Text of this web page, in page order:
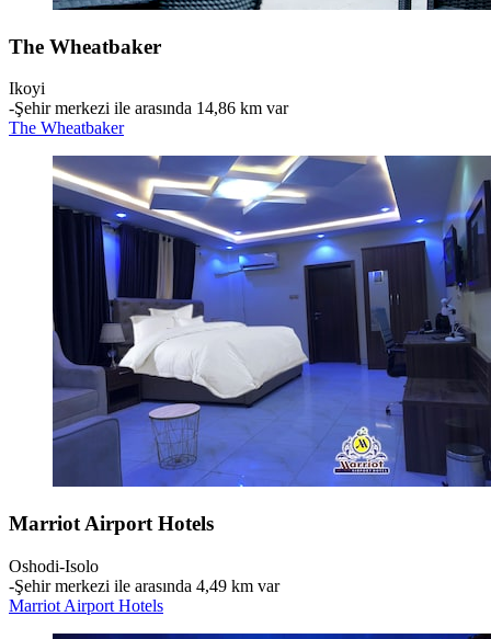
The Wheatbaker
Ikoyi
‐Şehir merkezi ile arasında 14,86 km var
The Wheatbaker
Marriot Airport Hotels
Oshodi-Isolo
‐Şehir merkezi ile arasında 4,49 km var
Marriot Airport Hotels